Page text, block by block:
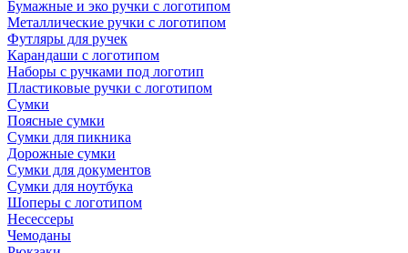
Бумажные и эко ручки с логотипом
Металлические ручки с логотипом
Футляры для ручек
Карандаши с логотипом
Наборы с ручками под логотип
Пластиковые ручки с логотипом
Сумки
Поясные сумки
Сумки для пикника
Дорожные сумки
Сумки для документов
Сумки для ноутбука
Шоперы с логотипом
Несессеры
Чемоданы